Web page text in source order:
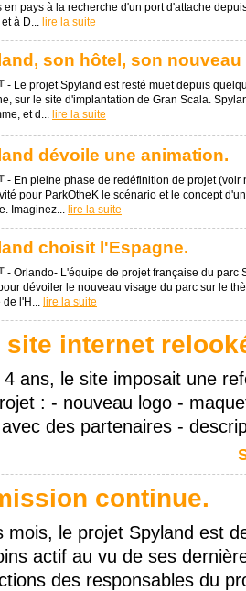
en pays à la recherche d'un port d'attache
à D... lire la suite
son hôtel, son nouveau
- Le projet Spyland est resté muet depuis
sur le site d'implantation de Gran Scala.
et d... lire la suite
dévoile une animation.
- En pleine phase de redéfinition de projet
pour ParkOtheK le scénario et le concept
Imaginez... lire la suite
choisit l'Espagne.
- Orlando- L'équipe de projet française du parc
pour dévoiler le nouveau visage du parc sur le
de l'H... lire la suite
site internet
ans, le site imposait une
: - nouveau logo -
des partenaires -
continue.
mois, le projet Spyland est
actif au vu de ses
des responsables du